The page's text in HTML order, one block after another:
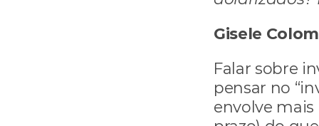
Gisele
Falar sobre
pensar no
envolve